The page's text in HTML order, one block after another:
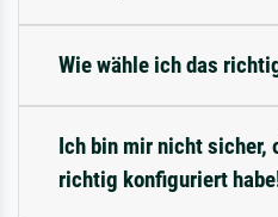
Wie wähle ich das
Ich bin mir nicht sicher,
richtig konfiguriert